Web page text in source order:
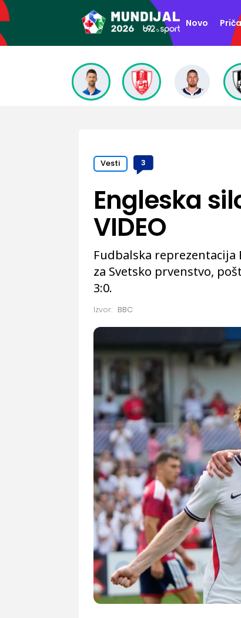
Novo
Vesti 3
Engleska
VIDEO
Fudbalska
za Svetsko prvenstvo,
3:0.
Izvor: BBC